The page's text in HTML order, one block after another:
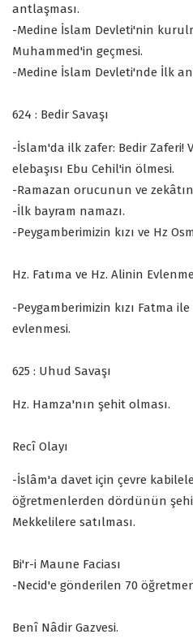
antlaşması.
-Medine İslam Devleti'nin
Muhammed'in geçmesi.
-Medine İslam Devleti'nde İlk
624 : Bedir Savaşı
-İslam'da ilk zafer: Bedir Zaferi!
elebaşısı Ebu Cehil'in ölmesi.
-Ramazan orucunun ve zekâtın
-İlk bayram namazı.
-Peygamberimizin kızı ve Hz
Hz. Fatıma ve Hz. Alinin
-Peygamberimizin kızı Fatma
evlenmesi.
625 : Uhud Savaşı
Hz. Hamza'nın şehit olması.
Recî Olayı
-İslâm'a davet için çevre
öğretmenlerden dördünün
Mekkelilere satılması.
Bi'r-i Maune Faciası
-Necid'e gönderilen 70
Benî Nâdir Gazvesi.